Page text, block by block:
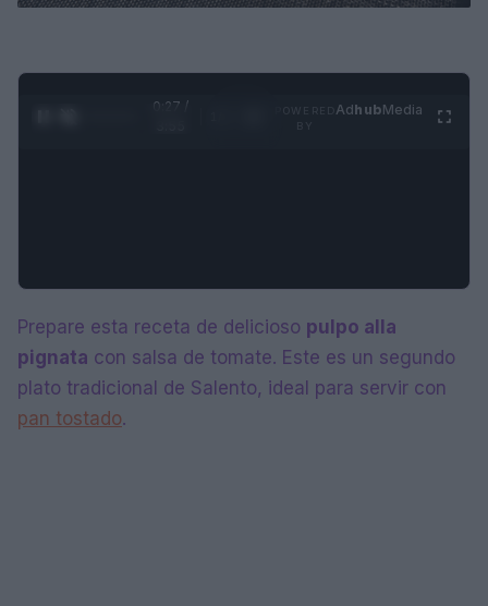
0:28 /
AdhubMedia
Prepare esta receta de delicioso pulpo alla
pignata con salsa de tomate. Este es un segundo
plato tradicional de Salento, ideal para servir con
pan tostado.